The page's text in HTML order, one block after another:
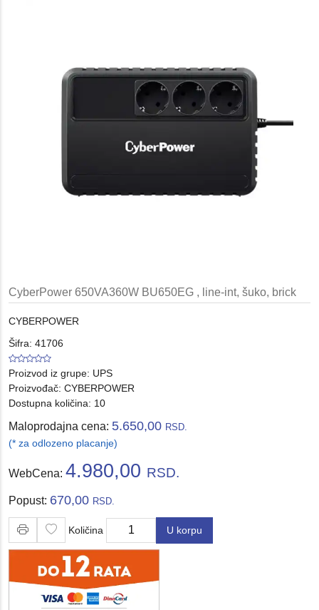
CyberPower 650VA360W BU650EG , line-int, šuko, brick
CYBERPOWER
Šifra: 41706
Proizvod iz grupe: UPS
Proizvođač: CYBERPOWER
Dostupna količina: 10
Maloprodajna cena: 5.650,00 RSD.
(* za odlozeno placanje)
WebCena: 4.980,00 RSD.
Popust: 670,00 RSD.
Količina
Količina
U korpu